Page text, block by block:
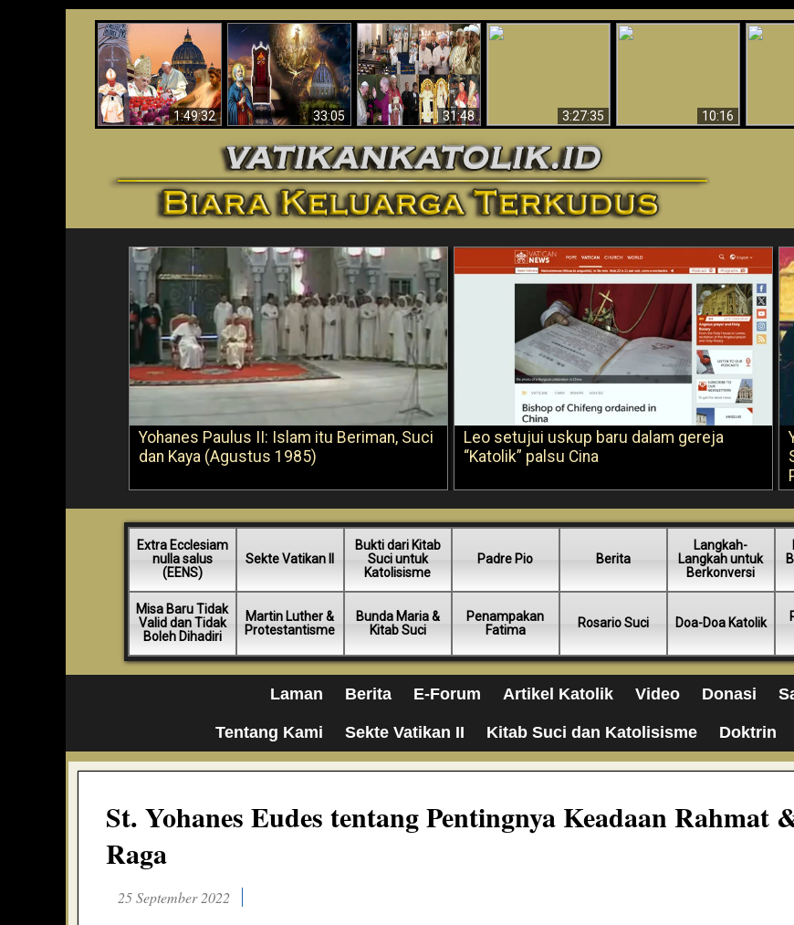
1:49:32
Wahyu di Vatikan
Sekarang
33:05
Apakah Alkitab
Memprediksikan 70
Tahun Tanpa
Seorang Paus?
31:48
Vatikan II Adalah
Agama Baru
3:27:35
Video (Edisi Final)
10:16
Yohanes Paulus II: Islam itu Beriman, Suci
dan Kaya (Agustus 1985)
Leo setujui uskup baru dalam gereja
“Katolik” palsu Cina
Extra Ecclesiam
nulla salus
(EENS)
Sekte Vatikan II
Bukti dari Kitab
Suci untuk
Katolisisme
Padre Pio Berita
Langkah-
Langkah untuk
Berkonversi
Misa Baru Tidak
Valid dan Tidak
Boleh Dihadiri
Martin Luther &
Protestantisme
Bunda Maria &
Kitab Suci
Penampakan
Fatima
Rosario Suci Doa-Doa Katolik
Laman Berita E-Forum Artikel Katolik Video Donasi
Tentang Kami Sekte Vatikan II Kitab Suci dan Katolisisme Doktrin
St. Yohanes Eudes tentang Pentingnya Keadaan Rahmat
Raga
25 September 2022